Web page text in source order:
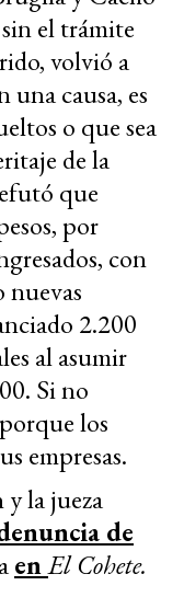
el trámite
volvió a
una causa, es
o que sea
de la
que
por
con
nuevas
2.200
al asumir
Si no
los
empresas.
la jueza
de
enEl Cohete.